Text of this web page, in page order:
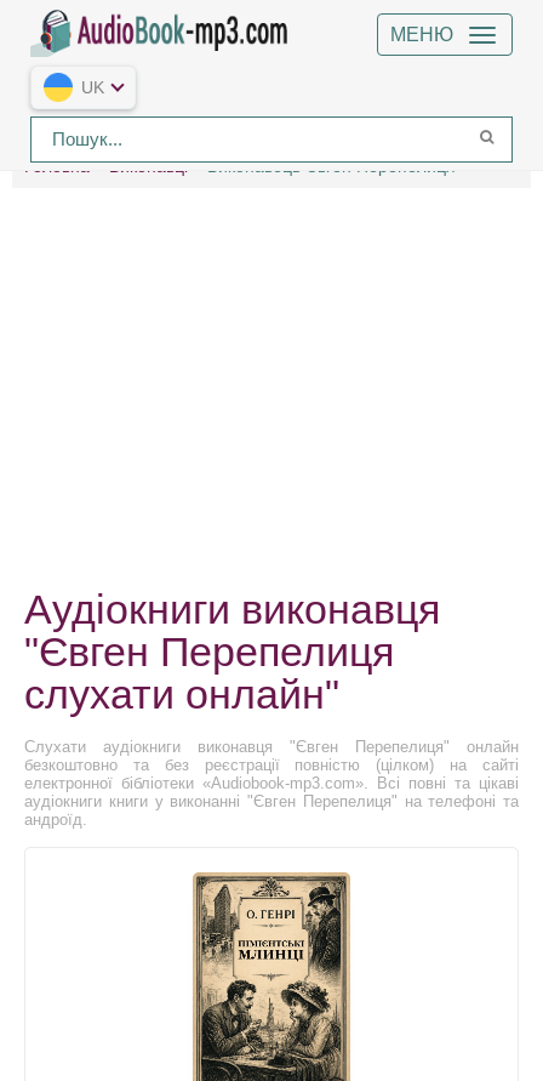
МЕНЮ
UK
Головна Виконавці Виконавець Євген Перепелиця
Аудіокниги виконавця
"Євген Перепелиця
слухати онлайн"
Слухати аудіокниги виконавця "Євген Перепелиця" онлайн
безкоштовно та без реєстрації повністю (цілком) на сайті
електронної бібліотеки «Audiobook-mp3.com». Всі повні та цікаві
аудіокниги книги у виконанні "Євген Перепелиця" на телефоні та
андроїд.